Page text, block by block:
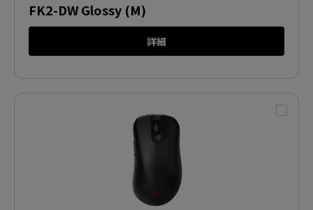
FK2-DW Glossy (M)
詳細